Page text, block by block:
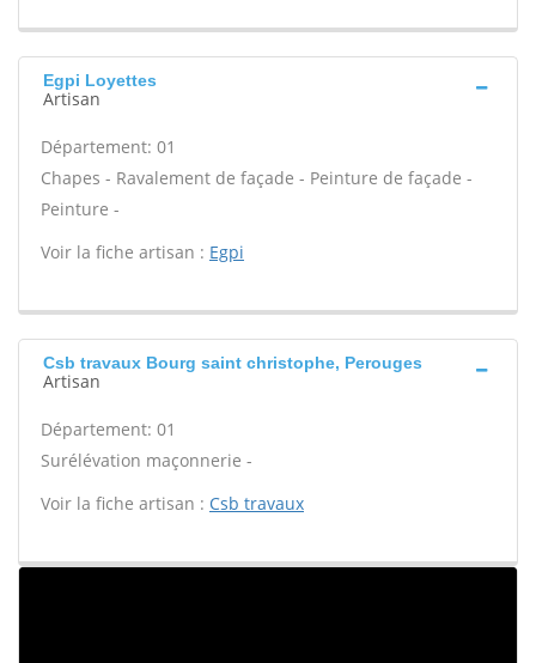
Egpi Loyettes
Artisan
Département: 01
Chapes - Ravalement de façade - Peinture de façade -
Peinture -
Voir la fiche artisan : Egpi
Csb travaux Bourg saint christophe, Perouges
Artisan
Département: 01
Surélévation maçonnerie -
Voir la fiche artisan : Csb travaux